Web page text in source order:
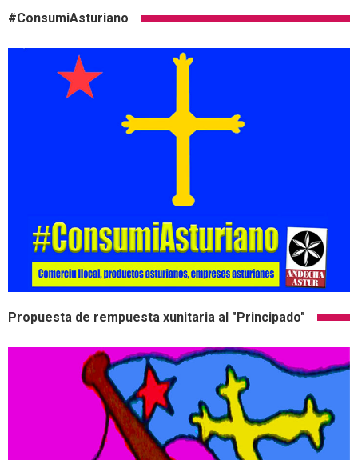
#ConsumiAsturiano
Propuesta de rempuesta xunitaria al "Principado"